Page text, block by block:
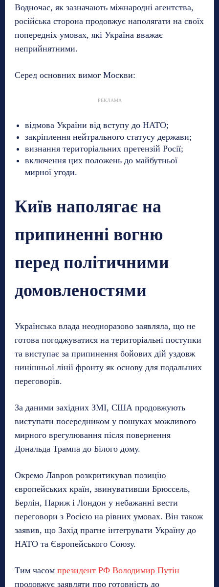
Водночас, як зазначають міжнародні агентства,
російська сторона продовжує наполягати на своїх
попередніх умовах, які Україна вважає
неприйнятними.
Серед основних вимог Москви:
РЕКЛАМА
відмова України від вступу до НАТО;
закріплення нейтрального статусу держави;
визнання територіальних претензій Росії;
включення цих положень до майбутньої
мирної угоди.
Київ наполягає на
припиненні вогню
перед політичними
домовленостями
Українська влада неодноразово заявляла, що не
готова погоджуватися на територіальні поступки
та виступає за припинення бойових дій уздовж
нинішньої лінії фронту як основу для подальших
переговорів.
За даними західних ЗМІ, США продовжують
виступати посередником у пошуках можливого
мирного врегулювання після повернення
Дональда Трампа до Білого дому.
Окремо Лавров розкритикував позицію
європейських країн, звинувативши Брюссель,
Берлін, Париж і Лондон у небажанні вести
переговори з Росією на рівних умовах. Він також
заявив, що Захід прагне інтегрувати Україну до
НАТО та Європейського Союзу.
Тим часом президент РФ Володимир Путін
продовжує заявляти про готовність до